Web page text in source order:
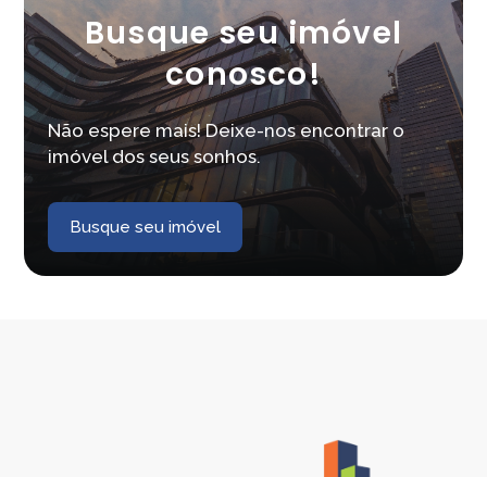
Busque seu imóvel
conosco!
Não espere mais! Deixe-nos encontrar o
imóvel dos seus sonhos.
Busque seu imóvel